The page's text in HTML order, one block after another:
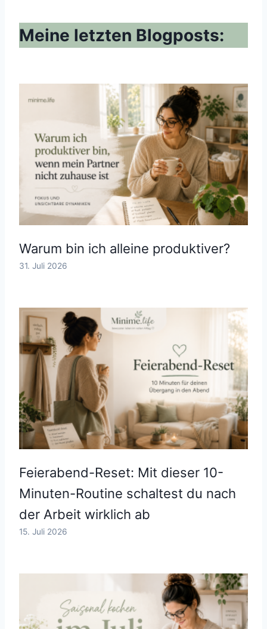
Meine letzten Blogposts:
Warum bin ich alleine produktiver?
31. Juli 2026
Feierabend-Reset: Mit dieser 10-
Minuten-Routine schaltest du nach
der Arbeit wirklich ab
15. Juli 2026